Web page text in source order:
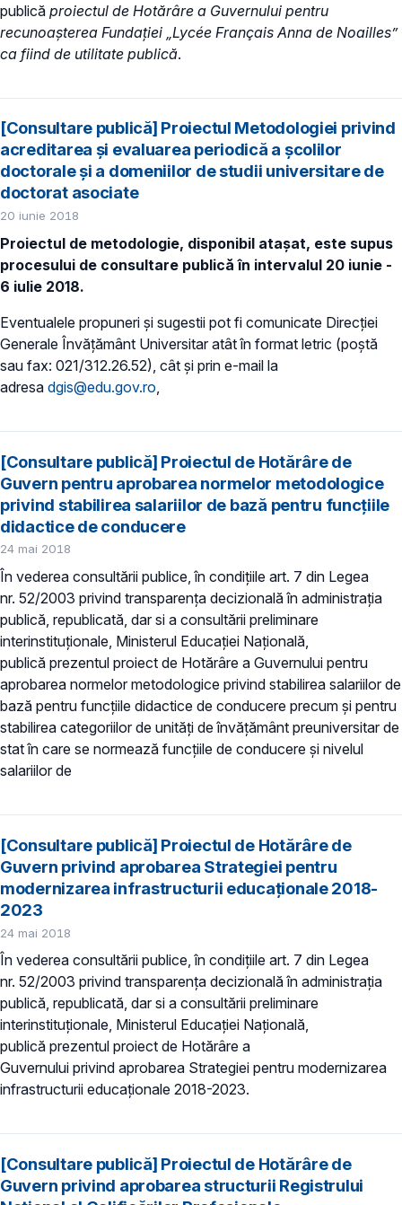
publică proiectul de Hotărâre a Guvernului pentru
recunoașterea Fundaţiei „Lycée Français Anna de Noailles”
ca fiind de utilitate publică.
[Consultare publică] Proiectul Metodologiei privind
acreditarea și evaluarea periodică a școlilor
doctorale și a domeniilor de studii universitare de
doctorat asociate
20 iunie 2018
Proiectul de metodologie, disponibil atașat, este supus
procesului de consultare publică în intervalul 20 iunie -
6 iulie 2018.
Eventualele propuneri și sugestii pot fi comunicate Direcției
Generale Învățământ Universitar atât în format letric (poștă
sau fax: 021/312.26.52), cât și prin e-mail la
adresa dgis@edu.gov.ro
[Consultare publică] Proiectul de Hotărâre de
Guvern pentru aprobarea normelor metodologice
privind stabilirea salariilor de bază pentru funcțiile
didactice de conducere
24 mai 2018
În vederea consultării publice, în condiţiile art. 7 din Legea
nr. 52/2003 privind transparenţa decizională în administraţia
publică, republicată, dar si a consultării preliminare
interinstituționale, Ministerul Educaţiei Naţională,
publică prezentul proiect de Hotărâre a Guvernului pentru
aprobarea normelor metodologice privind stabilirea salariilor de
bază pentru funcțiile didactice de conducere precum și pentru
stabilirea categoriilor de unități de învățământ preuniversitar de
stat în care se normează funcțiile de conducere și nivelul
salariilor de
[Consultare publică] Proiectul de Hotărâre de
Guvern privind aprobarea Strategiei pentru
modernizarea infrastructurii educaţionale 2018-
2023
24 mai 2018
În vederea consultării publice, în condiţiile art. 7 din Legea
nr. 52/2003 privind transparenţa decizională în administraţia
publică, republicată, dar si a consultării preliminare
interinstituționale, Ministerul Educaţiei Naţională,
publică prezentul proiect de Hotărâre a
Guvernului privind aprobarea Strategiei pentru modernizarea
infrastructurii educaţionale 2018-2023.
[Consultare publică] Proiectul de Hotărâre de
Guvern privind aprobarea structurii Registrului